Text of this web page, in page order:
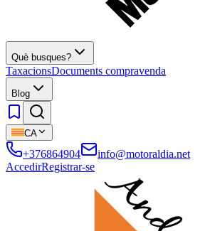
Què busques?
TaxacionsDocuments compravenda
Blog
CA
+376864904
info@motoraldia.net
AccedirRegistrar-se